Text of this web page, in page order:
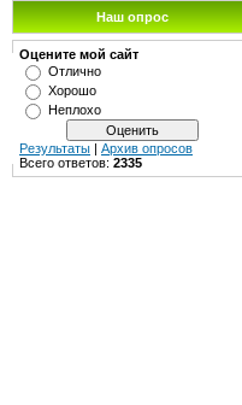
Наш опрос
Оцените мой сайт
Отлично
Хорошо
Неплохо
Результаты | Архив опросов
Всего ответов: 2335